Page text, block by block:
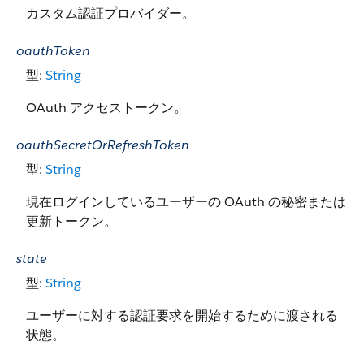
カスタム認証プロバイダー。
oauthToken
型: String
OAuth アクセストークン。
oauthSecretOrRefreshToken
型: String
現在ログインしているユーザーの OAuth の秘密または
更新トークン。
state
型: String
ユーザーに対する認証要求を開始するために渡される
状態。